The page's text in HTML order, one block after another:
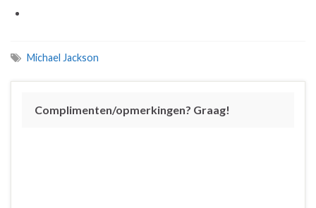
Michael Jackson
Complimenten/opmerkingen? Graag!